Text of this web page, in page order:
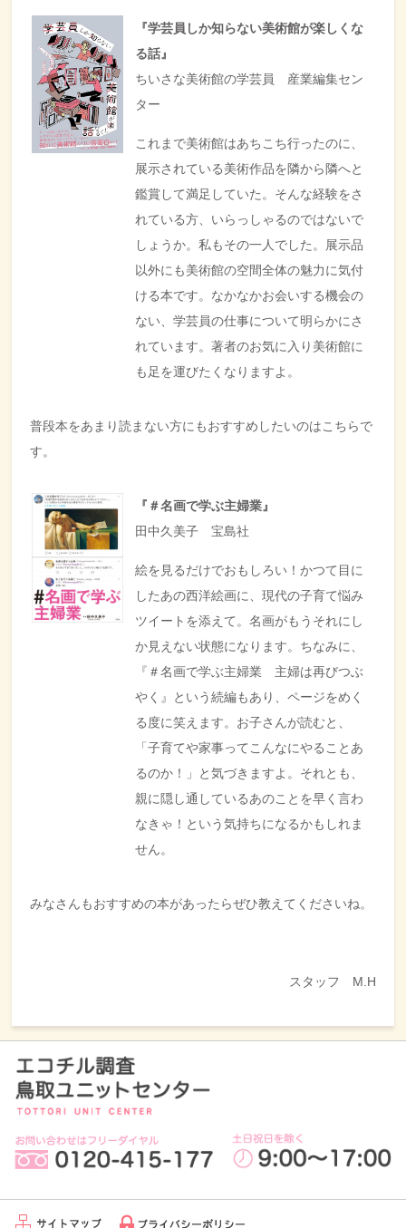
『学芸員しか知らない美術館が楽しくな
る話』
ちいさな美術館の学芸員 産業編集セン
ター
これまで美術館はあちこち行ったのに、
展示されている美術作品を隣から隣へと
鑑賞して満足していた。そんな経験をさ
れている方、いらっしゃるのではないで
しょうか。私もその一人でした。展示品
以外にも美術館の空間全体の魅力に気付
ける本です。なかなかお会いする機会の
ない、学芸員の仕事について明らかにさ
れています。著者のお気に入り美術館に
も足を運びたくなりますよ。
普段本をあまり読まない方にもおすすめしたいのはこちらで
す。
『＃名画で学ぶ主婦業』
田中久美子 宝島社
絵を見るだけでおもしろい！かつて目に
したあの西洋絵画に、現代の子育て悩み
ツイートを添えて。名画がもうそれにし
か見えない状態になります。ちなみに、
『＃名画で学ぶ主婦業 主婦は再びつぶ
やく』という続編もあり、ページをめく
る度に笑えます。お子さんが読むと、
「子育てや家事ってこんなにやることあ
るのか！」と気づきますよ。それとも、
親に隠し通しているあのことを早く言わ
なきゃ！という気持ちになるかもしれま
せん。
みなさんもおすすめの本があったらぜひ教えてくださいね。
スタッフ M.H